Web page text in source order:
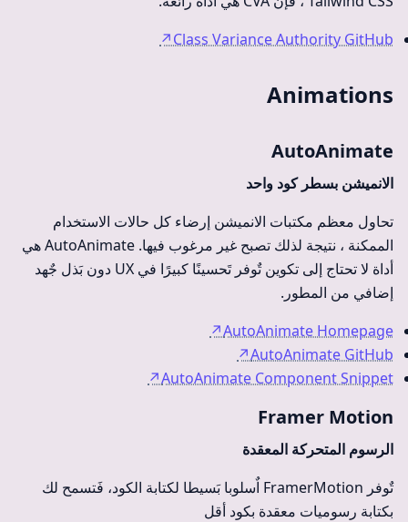
Class Variance Authority GitHub
↗
Animations
AutoAnimate
الانميشن بسطر كود واحد
تحاول معظم مكتبات الانميشن إرضاء كل حالات الاستخدام
الممكنة ، نتيجة لذلك تصبح غير مرغوب فيها. AutoAnimate هي
أداة لا تحتاج إلى تكوين تٌوفر تَحسينًا كبيرًا في UX دون بَذل جٌهد
إضافي من المطور.
AutoAnimate Homepage
↗
AutoAnimate GitHub
↗
AutoAnimate Component Snippet
↗
Framer Motion
الرسوم المتحركة المعقدة
تٌوفر FramerMotion اٌسلوبا بَسيطا لكتابة الكود، فَتسمح لك
بكتابة رسوميات معقدة بكود أقل